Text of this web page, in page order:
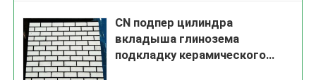
CN подпер цилиндра
вкладыша глинозема
подкладку керамического